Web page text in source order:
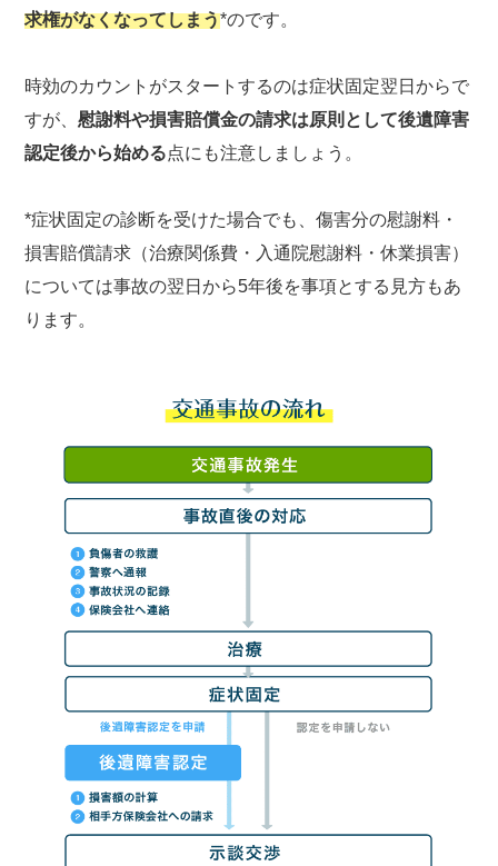
求権がなくなってしまう*のです。
時効のカウントがスタートするのは症状固定翌日からで
すが、慰謝料や損害賠償金の請求は原則として後遺障害
認定後から始める点にも注意しましょう。
*症状固定の診断を受けた場合でも、傷害分の慰謝料・
損害賠償請求（治療関係費・入通院慰謝料・休業損害）
については事故の翌日から5年後を事項とする見方もあ
ります。